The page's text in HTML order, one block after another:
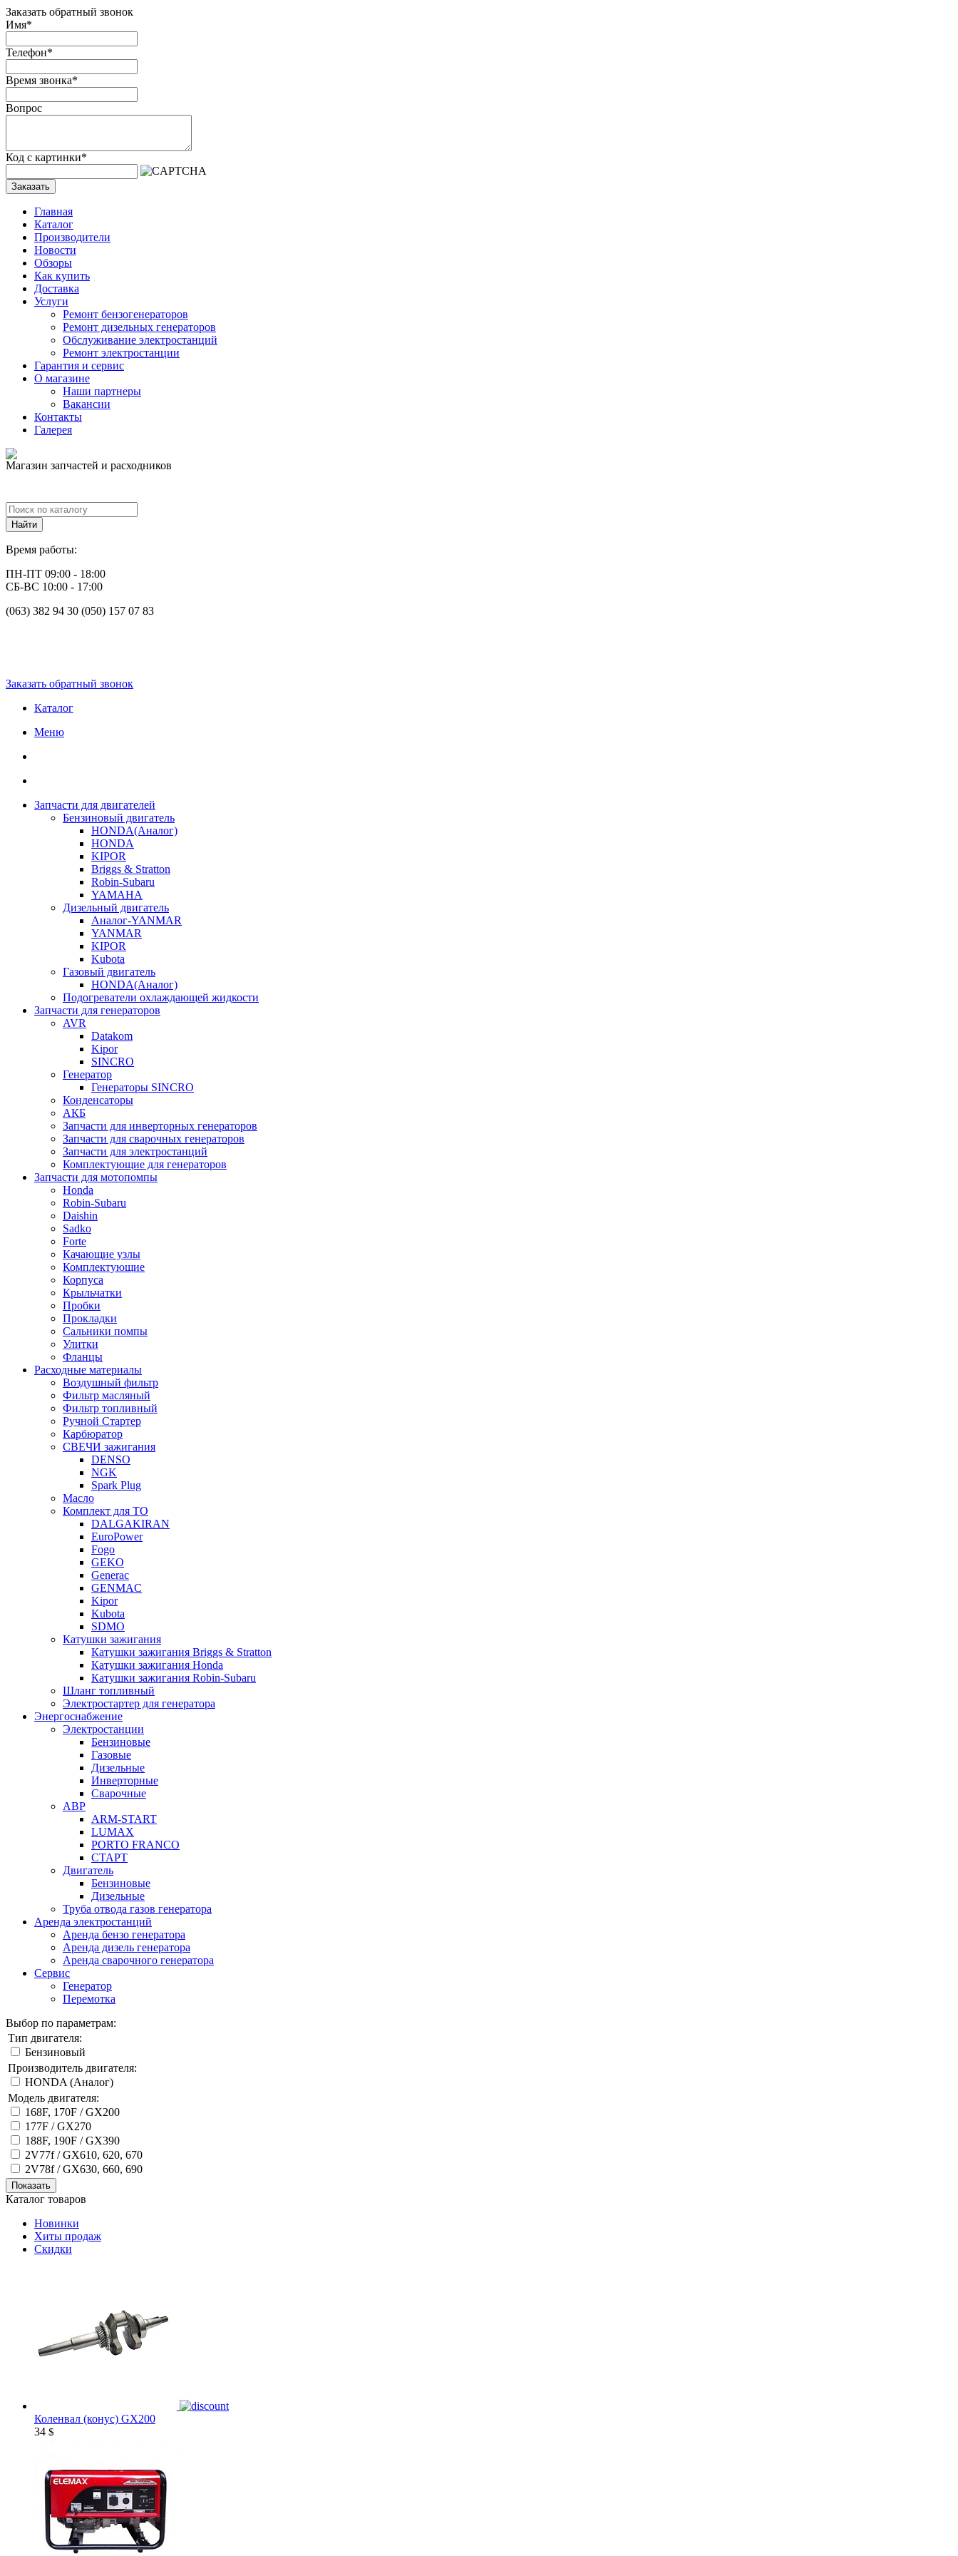
Заказать обратный звонок
Имя*
Телефон*
Время звонка*
Вопрос
Код с картинки*
Заказать
Главная
Каталог
Производители
Новости
Обзоры
Как купить
Доставка
Услуги
Ремонт бензогенераторов
Ремонт дизельных генераторов
Обслуживание электростанций
Ремонт электростанции
Гарантия и сервис
О магазине
Наши партнеры
Вакансии
Контакты
Галерея
Магазин запчастей и расходников
Время работы:
ПН-ПТ 09:00 - 18:00
СБ-ВС 10:00 - 17:00
(063) 382 94 30 (050) 157 07 83
Заказать обратный звонок
Каталог
Меню
Запчасти для двигателей
Бензиновый двигатель
HONDA(Aналог)
HONDA
KIPOR
Briggs & Stratton
Robin-Subaru
YAMAHA
Дизельный двигатель
Аналог-YANMAR
YANMAR
KIPOR
Kubota
Газовый двигатель
HONDA(Aналог)
Подогреватели охлаждающей жидкости
Запчасти для генераторов
AVR
Datakom
Kipor
SINCRO
Генератор
Генераторы SINCRO
Конденсаторы
АКБ
Запчасти для инверторных генераторов
Запчасти для сварочных генераторов
Запчасти для электростанций
Комплектующие для генераторов
Запчасти для мотопомпы
Honda
Robin-Subaru
Daishin
Sadko
Forte
Качающие узлы
Комплектующие
Корпуса
Крыльчатки
Пробки
Прокладки
Сальники помпы
Улитки
Фланцы
Расходные материалы
Воздушный фильтр
Фильтр масляный
Фильтр топливный
Ручной Стартер
Карбюратор
СВЕЧИ зажигания
DENSO
NGK
Spark Plug
Масло
Комплект для ТО
DALGAKIRAN
EuroPower
Fogo
GEKO
Generac
GENMAC
Kipor
Kubota
SDMO
Катушки зажигания
Катушки зажигания Briggs & Stratton
Катушки зажигания Honda
Катушки зажигания Robin-Subaru
Шланг топливный
Электростартер для генератора
Энергоснабжение
Электростанции
Бензиновые
Газовые
Дизельные
Инверторные
Сварочные
АВР
ARM-START
LUMAX
PORTO FRANCO
СТАРТ
Двигатель
Бензиновые
Дизельные
Труба отвода газов генератора
Аренда электростанций
Аренда бензо генератора
Аренда дизель генератора
Аренда сварочного генератора
Сервис
Генератор
Перемотка
Выбор по параметрам:
Тип двигателя:
Бензиновый
Производитель двигателя:
HONDA (Aналог)
Модель двигателя:
168F, 170F / GX200
177F / GX270
188F, 190F / GX390
2V77f / GX610, 620, 670
2V78f / GX630, 660, 690
Показать
Каталог товаров
Новинки
Хиты продаж
Скидки
Коленвал (конус) GX200
34 $